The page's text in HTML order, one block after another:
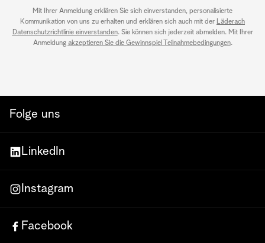
Mit Ihrer Anmeldung erklären Sie sich einverstanden, personalisierte
Kommunikation von uns zu erhalten und erklären sich auch mit der Läderach
Datenschutzrichtlinie einverstanden. Sie können sich jederzeit abmelden. Mit Ihrer
Anmeldung akzeptieren Sie die Gewinnspiel Teilnahmebedingungen.
Folge uns
LinkedIn
Instagram
Facebook